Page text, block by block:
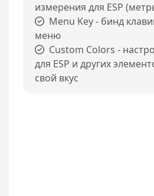
измерения для ESP
Menu Key - бинд
меню
Custom Colors -
для ESP и других
свой вкус